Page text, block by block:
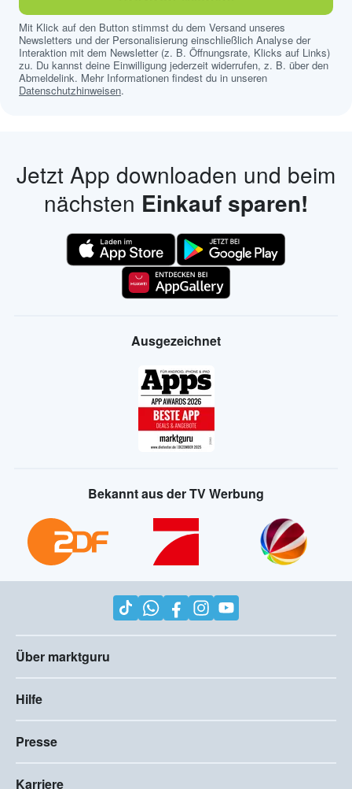
Mit Klick auf den Button stimmst du dem Versand unseres
Newsletters und der Personalisierung einschließlich Analyse der
Interaktion mit dem Newsletter (z. B. Öffnungsrate, Klicks auf Links)
zu. Du kannst deine Einwilligung jederzeit widerrufen, z. B. über den
Abmeldelink. Mehr Informationen findest du in unseren
Datenschutzhinweisen.
Jetzt App downloaden und beim
nächsten Einkauf sparen!
Ausgezeichnet
Bekannt aus der TV Werbung
Über marktguru
Hilfe
Presse
Karriere